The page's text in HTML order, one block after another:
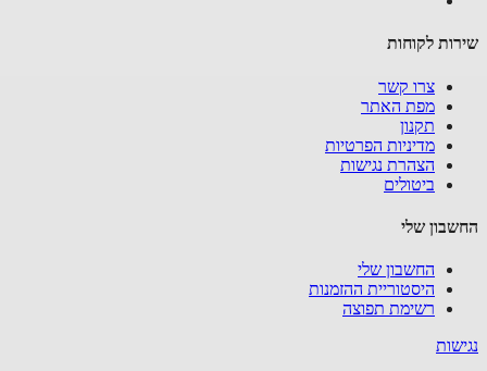
לקוחות
צרו קשר
מפת האתר
תקנון
מדיניות הפרטיות
הצהרת נגישות
ביטולים
שלי
החשבון שלי
היסטוריית ההזמנות
רשימת תפוצה